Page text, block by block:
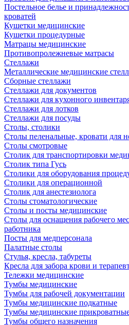
Постельное белье и
кроватей
Кушетки медицинские
Кушетки процедурные
Матрацы медицинские
Противопролежневые матрасы
Стеллажи
Металлические медицинские
Сборные стеллажи
Стеллажи для документов
Стеллажи для кухонного
Стеллажи для лотков
Стеллажи для посуды
Столы, столики
Столы пеленальные, кровати для
Столы смотровые
Столик для транспортировки
Столик типа Гусь
Столики для оборудования
Столики для операционной
Столик для анестезиолога
Столы стоматологические
Столы и посты медицинские
Столы для оснащения рабочего
работника
Посты для медперсонала
Палатные столы
Стулья, кресла, табуреты
Кресла для забора крови и
Тележки медицинские
Тумбы медицинские
Тумбы для рабочей документации
Тумбы медицинские подкатные
Тумбы медицинские
Тумбы общего назначения